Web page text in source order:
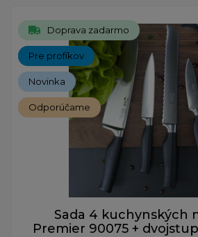
Doprava zadarmo
Pre profíkov
Novinka
Odporúčame
Sada 4 kuchynských
Premier 90075 +